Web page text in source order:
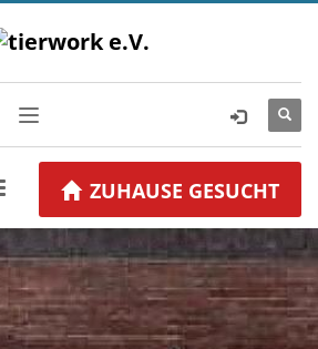
ZUHAUSE GESUCHT